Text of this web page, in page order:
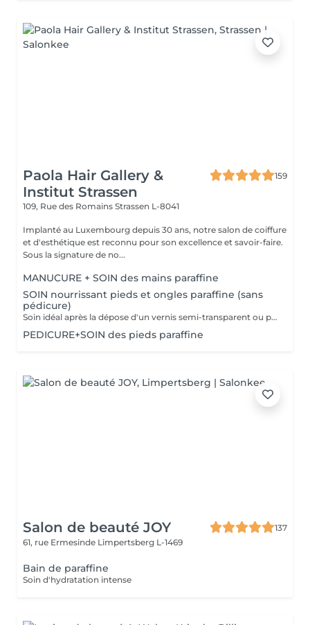
Paola Hair Gallery &
Institut Strassen
159
109, Rue des Romains Strassen L-8041
Implanté au Luxembourg depuis 30 ans, notre salon de coiffure
et d'esthétique est reconnu pour son excellence et savoir-faire.
Sous la signature de no...
MANUCURE + SOIN des mains paraffine
SOIN nourrissant pieds et ongles paraffine (sans
pédicure)
Soin idéal après la dépose d'un vernis semi-transparent ou pour simplement nourrir les pieds et les ongles
PEDICURE+SOIN des pieds paraffine
Salon de beauté JOY
137
61, rue Ermesinde Limpertsberg L-1469
Bain de paraffine
Soin d'hydratation intense